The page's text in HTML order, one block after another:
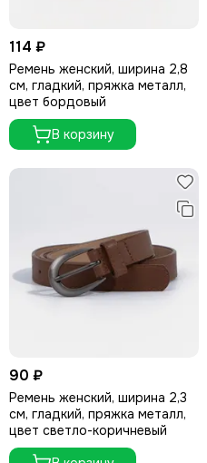
114 ₽
Ремень женский, ширина 2,8
см, гладкий, пряжка металл,
цвет бордовый
В корзину
90 ₽
Ремень женский, ширина 2,3
см, гладкий, пряжка металл,
цвет светло-коричневый